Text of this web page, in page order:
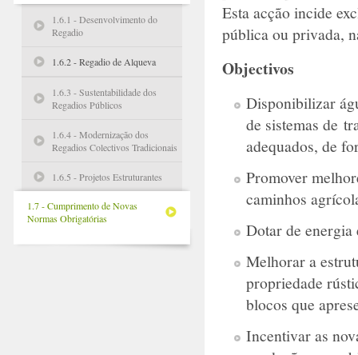
1.6.1 - Desenvolvimento do
Regadio
1.6.2 - Regadio de Alqueva
1.6.3 - Sustentabilidade dos
Regadios Públicos
1.6.4 - Modernização dos
Regadios Colectivos Tradicionais
1.6.5 - Projetos Estruturantes
1.7 - Cumprimento de Novas
Normas Obrigatórias
Esta acção incide
pública ou privada,
Objectivos
Disponibilizar
de sistemas de
adequados, de
Promover
caminhos
Dotar de
Melhorar a
propriedade
blocos que
Incentivar as